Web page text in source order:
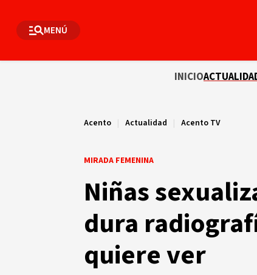
MENÚ
INICIO
Acento | Actualidad | Acento TV
MIRADA FEMENINA
Niñas
dura
quiere ver